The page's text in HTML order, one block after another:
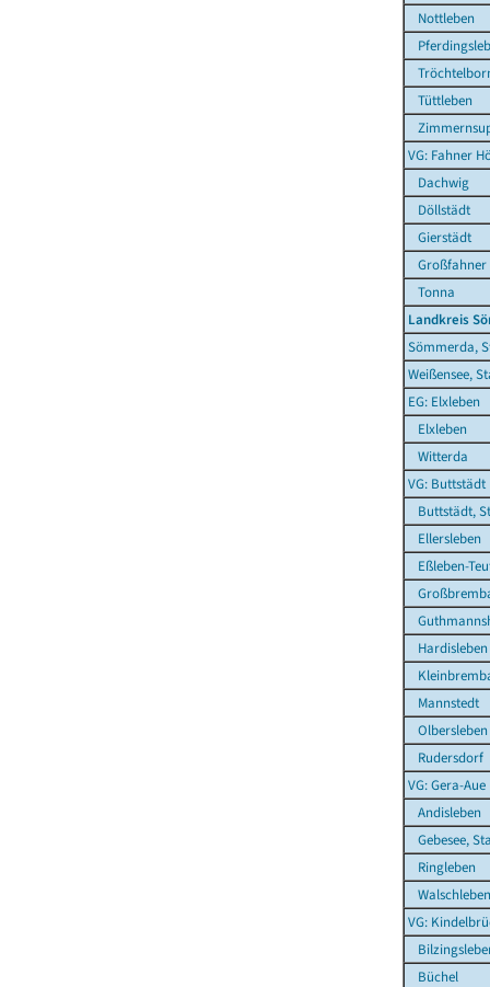
Nottleben
Tüttleben
VG: Fahner
Dachwig
Döllstädt
Gierstädt
Großfahner
Tonna
Landkreis
Sömmerda,
Weißensee,
EG: Elxleben
Elxleben
Witterda
VG: Buttstädt
Buttstädt,
Ellersleben
Eßleben-
Hardisleben
Mannstedt
Olbersleben
Rudersdorf
VG: Gera-Aue
Andisleben
Gebesee,
Ringleben
Walschleben
VG:
Büchel